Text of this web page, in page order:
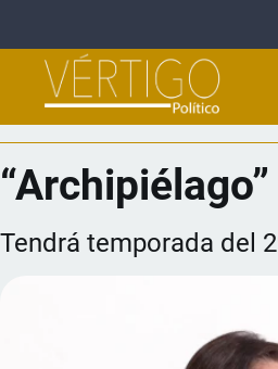
Tendrá temporada del